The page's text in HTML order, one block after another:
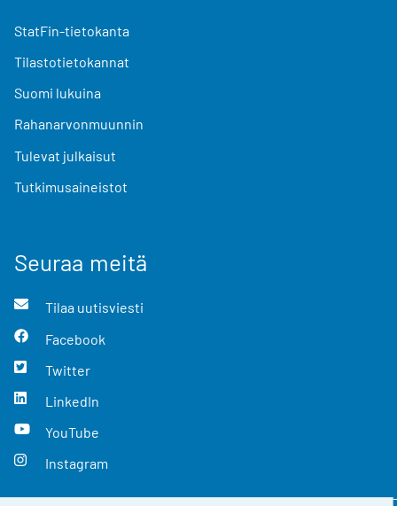
StatFin-tietokanta
Tilastotietokannat
Suomi lukuina
Rahanarvonmuunnin
Tulevat julkaisut
Tutkimusaineistot
Seuraa meitä
Tilaa uutisviesti
Facebook
Twitter
LinkedIn
YouTube
Instagram